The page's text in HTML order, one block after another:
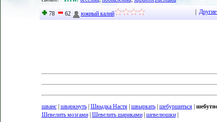
78 62 южный калий
шванс| шваркнуть| Швыдка Настя| швыркать| шебуршиться|
Шевелить мозгами| Шевелить шариками| шевелюшки|